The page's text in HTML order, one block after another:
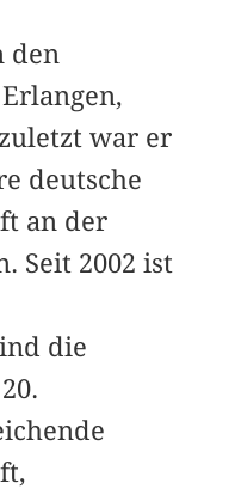
den
war er
deutsche
an der
Seit 2002 ist
die